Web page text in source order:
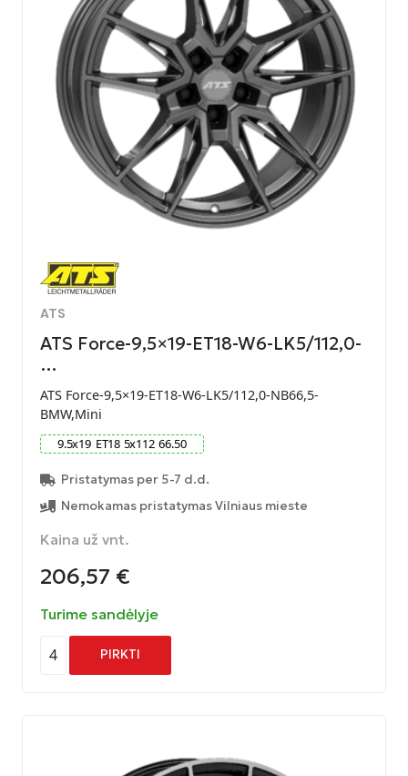
ATS
ATS Force-9,5×19-ET18-W6-LK5/112,0-
…
ATS Force-9,5×19-ET18-W6-LK5/112,0-NB66,5-
BMW,Mini
9.5x19 ET18 5x112 66.50
Pristatymas per 5-7 d.d.
Nemokamas pristatymas Vilniaus mieste
Kaina už vnt.
206,57 €
Turime sandėlyje
4 PIRKTI